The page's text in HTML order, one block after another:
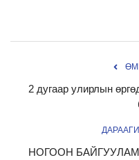
2 дугаар улирлын
НОГООН